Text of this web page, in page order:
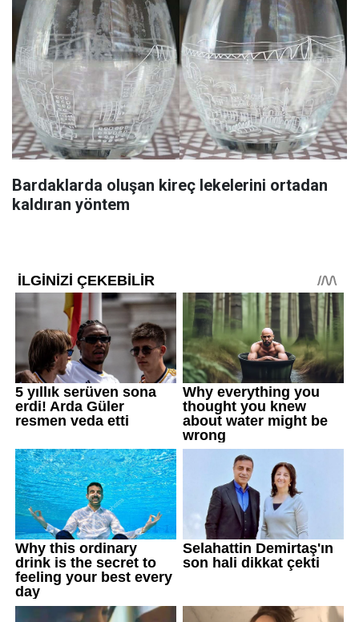
Bardaklarda oluşan kireç lekelerini ortadan
kaldıran yöntem